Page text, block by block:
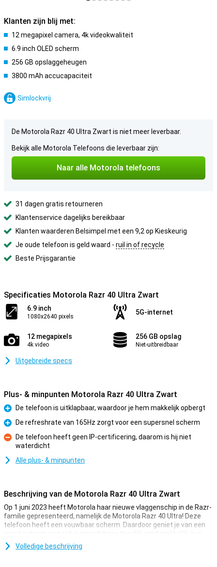
Klanten zijn blij met:
12 megapixel camera, 4k videokwaliteit
6.9 inch OLED scherm
256 GB opslaggeheugen
3800 mAh accucapaciteit
Simlockvrij
De Motorola Razr 40 Ultra Zwart is niet meer leverbaar.
Bekijk alle Motorola Telefoons die leverbaar zijn:
Naar alle Motorola telefoons
31 dagen gratis retourneren
Klantenservice dagelijks bereikbaar
Klanten waarderen Belsimpel met een 9,2 op Kieskeurig
Je oude telefoon is geld waard - ruil in of recycle
Beste Prijsgarantie
Specificaties Motorola Razr 40 Ultra Zwart
6.9 inch
1080x2640 pixels
5G-internet
12 megapixels
4k video
256 GB opslag
Niet-uitbreidbaar
Uitgebreide specs
Plus- & minpunten Motorola Razr 40 Ultra Zwart
Pluspunt
De telefoon is uitklapbaar, waardoor je hem makkelijk opbergt
Pluspunt
De refreshrate van 165Hz zorgt voor een supersnel scherm
Minpunt
De telefoon heeft geen IP-certificering, daarom is hij niet
waterdicht
Alle plus- & minpunten
Beschrijving van de Motorola Razr 40 Ultra Zwart
Op 1 juni 2023 heeft Motorola haar nieuwe vlaggenschip in de Razr-
familie gepresenteerd, namelijk de Motorola Razr 40 Ultra! Deze
telefoon heeft een vouwbaar scherm. Daardoor geniet je van een
groot scherm en past je smartphone tegelijkertijd makkelijk in je
broekzak. Naast het grote scherm heeft Motorola aan de
buitenkant ook een scherm toegevoegd. Dit 3,6-inchscherm is een
Volledige beschrijving